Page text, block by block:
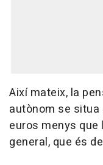
Així mateix, la
autònom se situa
euros menys
general, que és